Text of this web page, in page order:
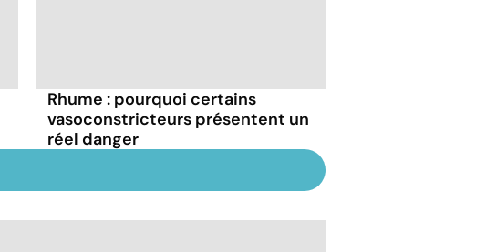
Rhume : pourquoi certains
vasoconstricteurs présentent un
réel danger